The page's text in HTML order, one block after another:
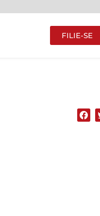
FILIE-SE